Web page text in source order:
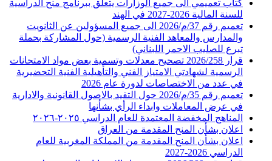
كتاب تعميمي الى جميع الوزارات يتعلق ببرنامج منح الدراسية
للسنة المالية 2026-2027 في الهند
تعميم رقم 37/م/2026 الى جميع المسؤولين عن الثانويت
والمدارس والمعاهد الفنية الرسمية (حول المشاركة بحملة
تبرع للصليب الاحمر اللبناني)
قرار 2026/258 تصحيح معدلات وتسمية بعض مواد الامتحانات
الرسمية لشهادتي الامتياز الفني والتأهيلية الفنية التحضيرية
في عدد من الاختصاصات لدورة عام 2026
تعميم رقم 35/م/2026 حول التقيد بالاصول القانونية والادارية
في عرض المعاملات وابداء الرأي بشأنها
المناهج المخفضة المعتمدة للعام الدراسي ٢٠٢٥-٢٠٢٦
اعلان بشأن المنح المقدمة من العراق
اعلان بشأن المنح المقدمة من المملكة المغربية للعام
الدراسي 2026-2027